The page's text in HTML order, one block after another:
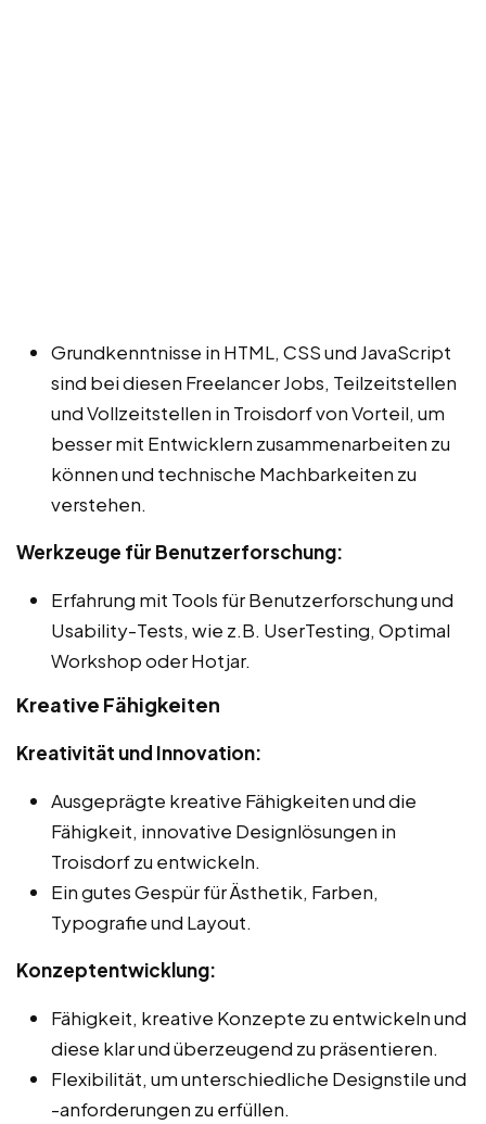
Grundkenntnisse in HTML, CSS und JavaScript
sind bei diesen Freelancer Jobs, Teilzeitstellen
und Vollzeitstellen in Troisdorf von Vorteil, um
besser mit Entwicklern zusammenarbeiten zu
können und technische Machbarkeiten zu
verstehen.
Werkzeuge für Benutzerforschung:
Erfahrung mit Tools für Benutzerforschung und
Usability-Tests, wie z.B. UserTesting, Optimal
Workshop oder Hotjar.
Kreative Fähigkeiten
Kreativität und Innovation:
Ausgeprägte kreative Fähigkeiten und die
Fähigkeit, innovative Designlösungen in
Troisdorf zu entwickeln.
Ein gutes Gespür für Ästhetik, Farben,
Typografie und Layout.
Konzeptentwicklung:
Fähigkeit, kreative Konzepte zu entwickeln und
diese klar und überzeugend zu präsentieren.
Flexibilität, um unterschiedliche Designstile und
-anforderungen zu erfüllen.